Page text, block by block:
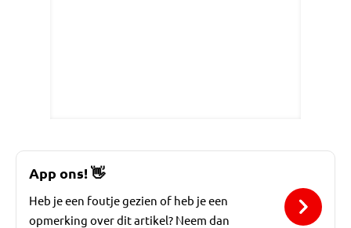
App ons!👋
Heb je een foutje gezien of heb je een
opmerking over dit artikel? Neem dan